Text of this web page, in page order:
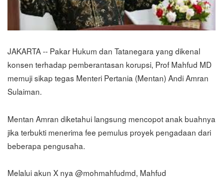
JAKARTA -- Pakar Hukum dan Tatanegara yang dikenal
konsen terhadap pemberantasan korupsi, Prof Mahfud MD
memuji sikap tegas Menteri Pertania (Mentan) Andi Amran
Sulaiman.
Mentan Amran diketahui langsung mencopot anak buahnya
jika terbukti menerima fee pemulus proyek pengadaan dari
beberapa pengusaha.
Melalui akun X nya @mohmahfudmd, Mahfud